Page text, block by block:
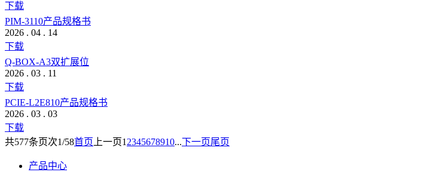
下载
PIM-3110产品规格书
2026 . 04 . 14
下载
Q-BOX-A3双扩展位
2026 . 03 . 11
下载
PCIE-L2E810产品规格书
2026 . 03 . 03
下载
共577条页次1/58首页上一页12345678910... 下一页尾页
产品中心